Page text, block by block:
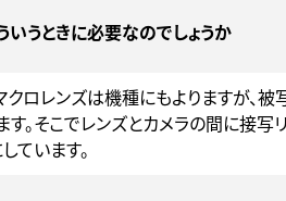
いうときに必要なのでしょうか
クロレンズは機種にもよりますが、
す。そこでレンズとカメラの間に接
ています。